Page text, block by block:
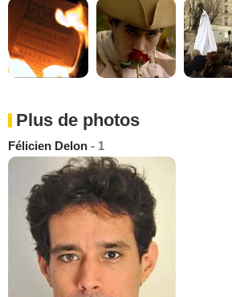
Plus de photos
Félicien Delon - 1